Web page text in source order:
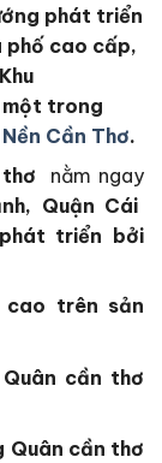
phát triển
phố cao cấp,
một trong
Cần Thơ.
nằm ngay
Quận Cái
triển bởi
cao trên sản
cần thơ
Quân cần thơ